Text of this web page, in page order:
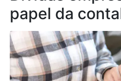
papel da